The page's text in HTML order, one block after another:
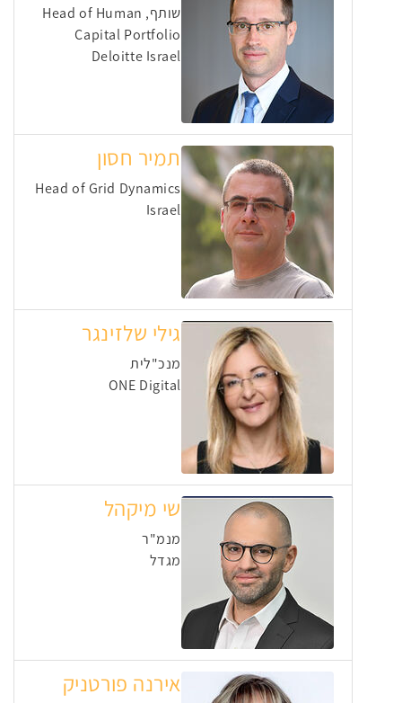
שותף, Head of Human
Capital Portfolio
Deloitte Israel
תמיר חסון
Head of Grid Dynamics
Israel
גילי שלזינגר
מנכ"לית
ONE Digital
שי מיקהל
מנמ"ר
מגדל
אירנה פורטניק